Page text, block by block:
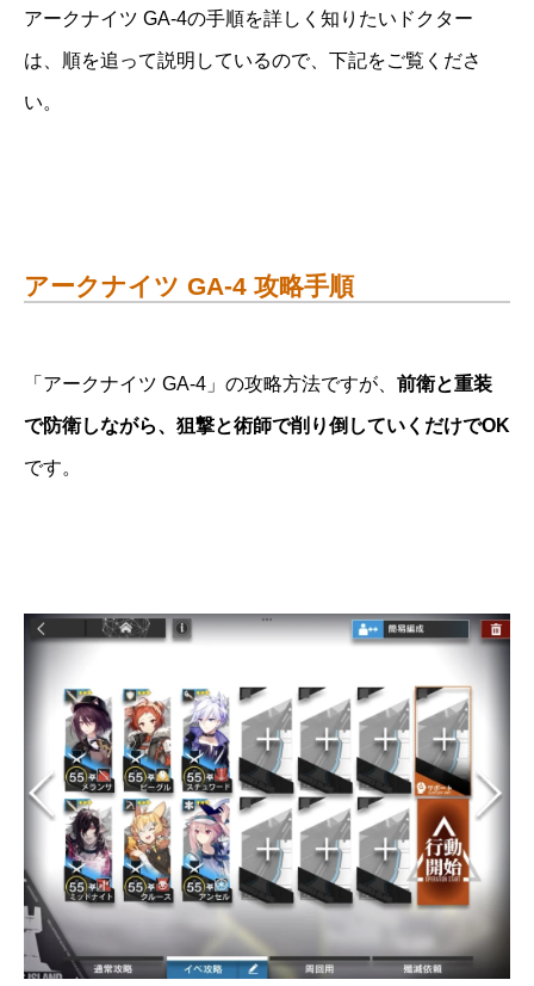
アークナイツ GA-4の手順を詳しく知りたいドクター
は、順を追って説明しているので、下記をご覧くださ
い。
アークナイツ GA-4 攻略手順
「アークナイツ GA-4」の攻略方法ですが、 前衛と重装
で防衛しながら、狙撃と術師で削り倒していくだけでOK
です。